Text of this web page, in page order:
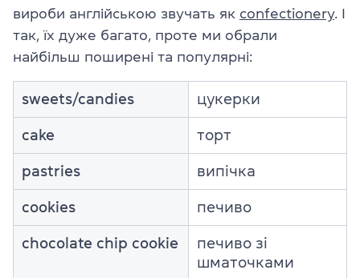
вироби англійською звучать як confectionery. І
так, їх дуже багато, проте ми обрали
найбільш поширені та популярні:
sweets/candies цукерки
cake торт
pastries випічка
cookies печиво
chocolate chip cookie
печиво зі
шматочками